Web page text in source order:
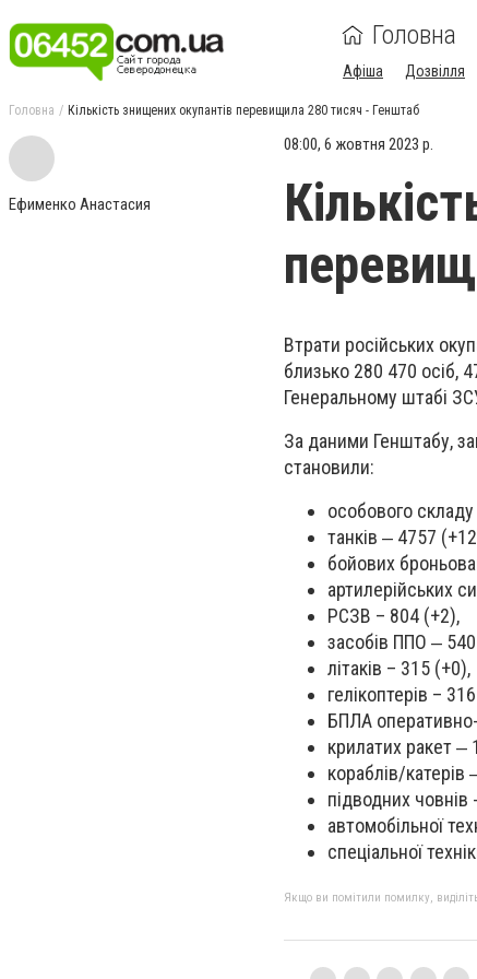
Головна
Афіша Дозвілля
Головна Кількість знищених окупантів перевищила 280 тисяч - Генштаб
Ефименко Анастасия
08:00, 6 жовтня 2023 р.
Втрати російських
близько 280 470 осіб,
Генеральному штабі
За даними Генштабу,
становили:
особового
танків ‒ 4757
бойових
артилерійських
РСЗВ – 804 (+2),
засобів ППО ‒
літаків – 315 (+0),
гелікоптерів –
БПЛА
крилатих ракет ‒
кораблів/катерів
підводних човнів
автомобільної
спеціальної
Якщо ви помітили помилку,